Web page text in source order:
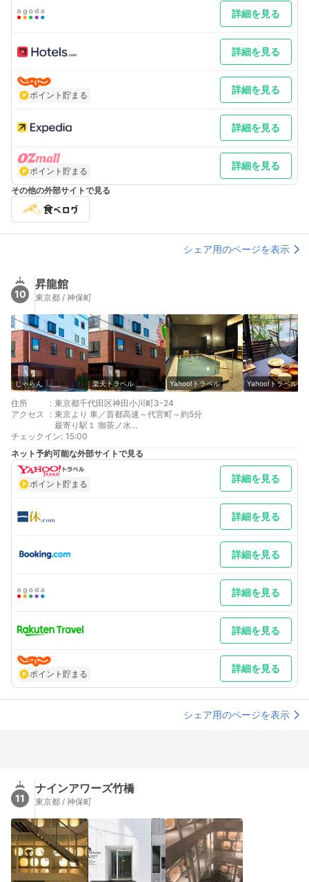
詳細を見る
詳細を見る
ポイント貯まる 詳細を見る
詳細を見る
ポイント貯まる 詳細を見る
その他の外部サイトで見る
シェア用のページを表示
10
昇龍館
東京都 / 神保町
じゃらん 楽天トラベル Yahoo!トラベル Yahoo!トラベル
住所 : 東京都千代田区神田小川町3-24
アクセス
: 東京より 車／首都高速～代官町～約5分
最寄り駅１ 御茶ノ水
最寄り駅２ 神保町
最寄り駅３ 新御茶ノ水
補足 車／駐車場は近隣のコインパーキング（1泊2000円～3000
円）をご紹介いたします。（徒歩約3分） 車以外／地下鉄新御茶
ノ水、小川町駅、神保町駅より徒歩約5分
チェックイン: 15:00
ネット予約可能な外部サイトで見る
ポイント貯まる 詳細を見る
詳細を見る
詳細を見る
詳細を見る
詳細を見る
ポイント貯まる 詳細を見る
シェア用のページを表示
11
ナインアワーズ竹橋
東京都 / 神保町